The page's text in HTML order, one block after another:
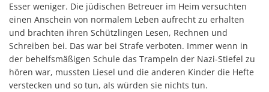
Esser weniger. Die jüdischen Betreuer im Heim versuchten
einen Anschein von normalem Leben aufrecht zu erhalten
und brachten ihren Schützlingen Lesen, Rechnen und
Schreiben bei. Das war bei Strafe verboten. Immer wenn in
der behelfsmäßigen Schule das Trampeln der Nazi-Stiefel zu
hören war, mussten Liesel und die anderen Kinder die Hefte
verstecken und so tun, als würden sie nichts tun.